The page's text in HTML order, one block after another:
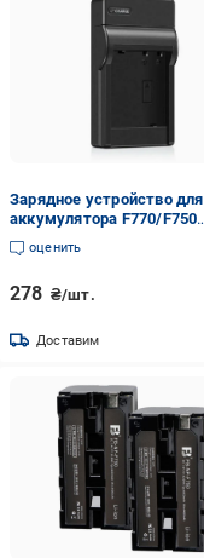
Зарядное устройство для
аккумулятора F770/F750
(chargef770)
оценить
278 ₴/шт.
Доставим